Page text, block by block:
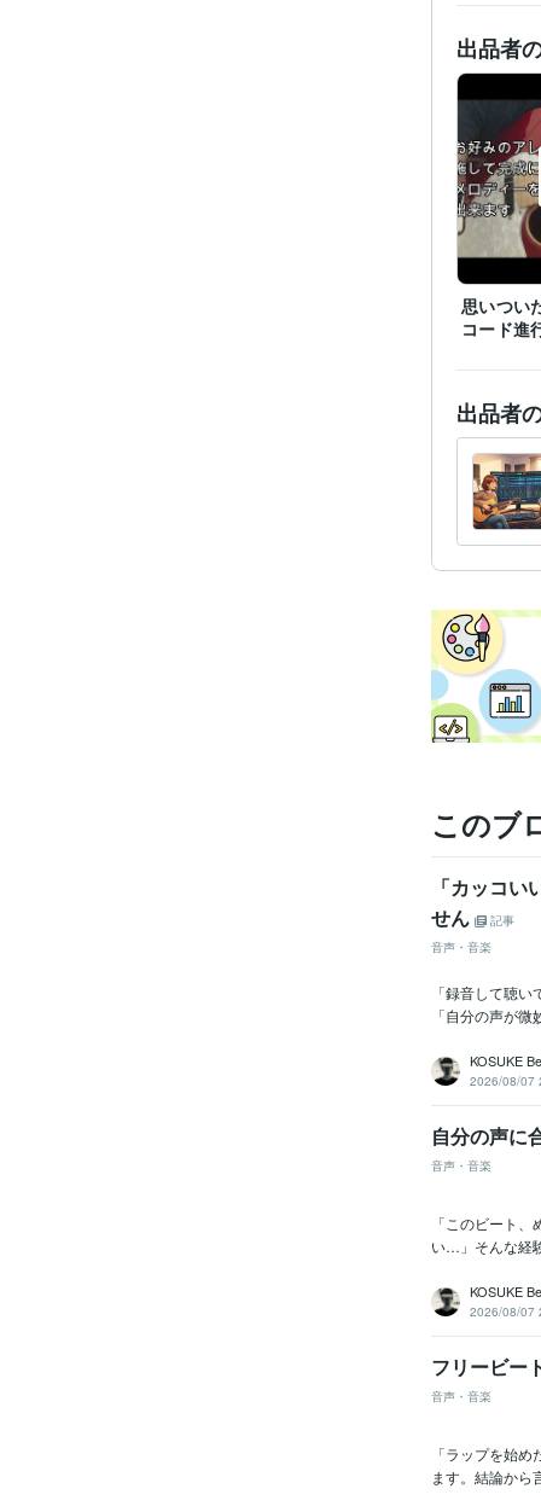
出品者
思いつい
コード進
出品者
このブ
「カッコ
せん
記事
音声・音楽
「録音して聴
「自分の声が
KOSUKE
2026/08/07
自分の声に
音声・音楽
「このビート
い…」そんな経
KOSUKE
2026/08/07
フリービー
音声・音楽
「ラップを始
ます。結論から